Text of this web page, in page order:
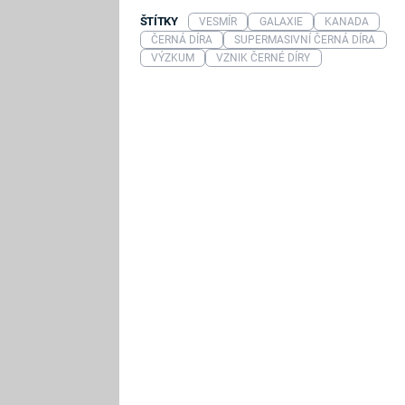
ŠTÍTKY VESMÍR GALAXIE
KANADA
ČERNÁ DÍRA
SUPERMASIVNÍ ČERNÁ DÍRA
VÝZKUM
VZNIK ČERNÉ DÍRY